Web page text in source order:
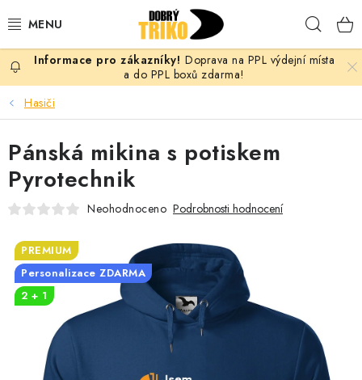
na
PRO ŽENY
PRO MUŽE
PRO DĚTI
DOPLŇKY
PRO PÁRY
VLASTNÍ MOTIV
MIKINY
Doprava na PPL výdejní místa
a do PPL boxů zdarma!
Hasiči
Pánská mikina s potiskem
Pyrotechnik
Neohodnoceno Podrobnosti hodnocení
PREMIUM
Personalizace ZDARMA
2 + 1